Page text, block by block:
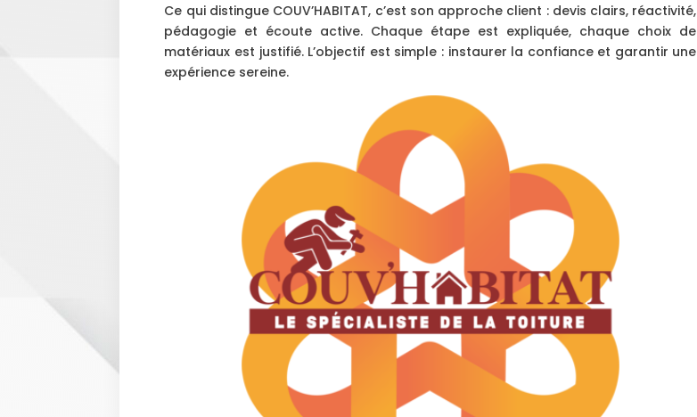
Ce qui distingue COUV’HABITAT, c’est son approche client : devis clairs, réactivité,
pédagogie et écoute active. Chaque étape est expliquée, chaque choix de
matériaux est justifié. L’objectif est simple : instaurer la confiance et garantir une
expérience sereine.